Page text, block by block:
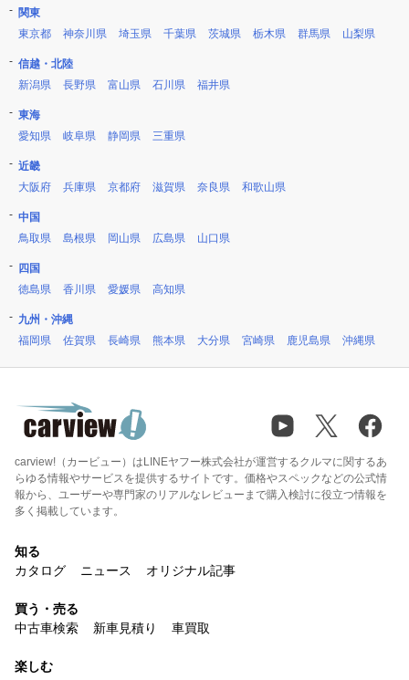
関東
東京都
神奈川県 埼玉県 千葉県 茨城県 栃木県 群馬県 山梨県
信越・北陸
新潟県
長野県 富山県 石川県 福井県
東海
愛知県
岐阜県 静岡県 三重県
近畿
大阪府
兵庫県 京都府 滋賀県 奈良県 和歌山県
中国
鳥取県
島根県 岡山県 広島県 山口県
四国
徳島県
香川県 愛媛県 高知県
九州・沖縄
福岡県
佐賀県 長崎県 熊本県 大分県 宮崎県 鹿児島県 沖縄県
carview!（カービュー）はLINEヤフー株式会社が運営するクルマに関するあ
らゆる情報やサービスを提供するサイトです。価格やスペックなどの公式情
報から、ユーザーや専門家のリアルなレビューまで購入検討に役立つ情報を
多く掲載しています。
知る
カタログ
ニュース オリジナル記事
買う・売る
中古車検索
新車見積り 車買取
楽しむ